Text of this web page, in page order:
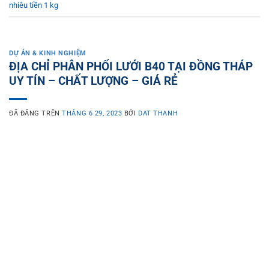
nhiêu tiền 1 kg
DỰ ÁN & KINH NGHIỆM
ĐỊA CHỈ PHÂN PHỐI LƯỚI B40 TẠI ĐỒNG THÁP
UY TÍN – CHẤT LƯỢNG – GIÁ RẺ
ĐÃ ĐĂNG TRÊNTHÁNG 6 29, 2023 BỞI DAT THANH